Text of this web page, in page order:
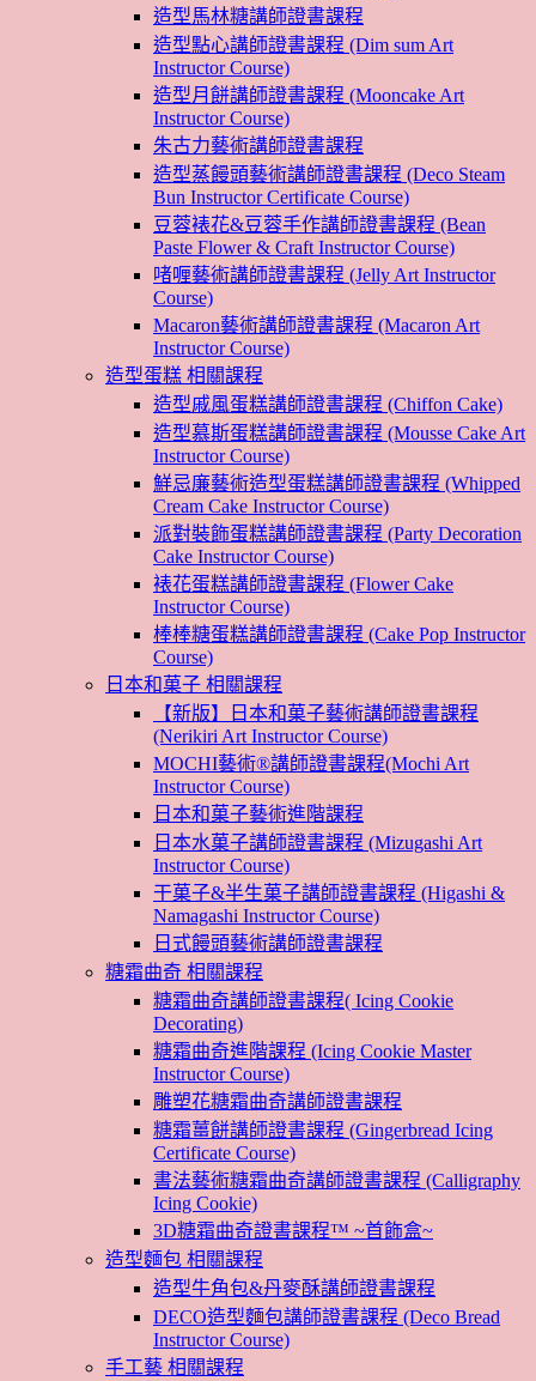
造型馬林糖講師證書課程
造型點心講師證書課程 (Dim sum Art
Instructor Course)
造型月餅講師證書課程 (Mooncake Art
Instructor Course)
朱古力藝術講師證書課程
造型蒸饅頭藝術講師證書課程 (Deco Steam
Bun Instructor Certificate Course)
豆蓉裱花&豆蓉手作講師證書課程 (Bean
Paste Flower & Craft Instructor Course)
啫喱藝術講師證書課程 (Jelly Art Instructor
Course)
Macaron藝術講師證書課程 (Macaron Art
Instructor Course)
造型蛋糕 相關課程
造型戚風蛋糕講師證書課程 (Chiffon Cake)
造型慕斯蛋糕講師證書課程 (Mousse Cake Art
Instructor Course)
鮮忌廉藝術造型蛋糕講師證書課程 (Whipped
Cream Cake Instructor Course)
派對裝飾蛋糕講師證書課程 (Party Decoration
Cake Instructor Course)
裱花蛋糕講師證書課程 (Flower Cake
Instructor Course)
棒棒糖蛋糕講師證書課程 (Cake Pop Instructor
Course)
日本和菓子 相關課程
【新版】日本和菓子藝術講師證書課程
(Nerikiri Art Instructor Course)
MOCHI藝術®講師證書課程(Mochi Art
Instructor Course)
日本和菓子藝術進階課程
日本水菓子講師證書課程 (Mizugashi Art
Instructor Course)
干菓子&半生菓子講師證書課程 (Higashi &
Namagashi Instructor Course)
日式饅頭藝術講師證書課程
糖霜曲奇 相關課程
糖霜曲奇講師證書課程( Icing Cookie
Decorating)
糖霜曲奇進階課程 (Icing Cookie Master
Instructor Course)
雕塑花糖霜曲奇講師證書課程
糖霜薑餅講師證書課程 (Gingerbread Icing
Certificate Course)
書法藝術糖霜曲奇講師證書課程 (Calligraphy
Icing Cookie)
3D糖霜曲奇證書課程™ ~首飾盒~
造型麵包 相關課程
造型牛角包&丹麥酥講師證書課程
DECO造型麵包講師證書課程 (Deco Bread
Instructor Course)
手工藝 相關課程